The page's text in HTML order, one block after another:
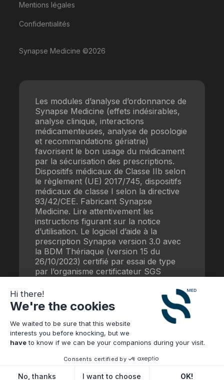
Mentions légales
Confidentialités
Synapse Medicine ©2026
Les modules d’analyse d’ordonnance de
Synapse Medicine (effets indésirables,
analyse clinique, interactions
médicamenteuses, analyse de posologie
et recommandations gériatrie)
favorisent le bon usage du médicament
par la sécurisation des prescriptions.
Dispositifs médicaux de Classe IIb selon
le règlement (UE) 2017/745, dispositifs
médicaux de classe I selon la directive
93/42/CEE. Fabricant Synapse
Medicine. Lire attentivement les
instructions figurant sur la notice
d’utilisation. Le logiciel d’aide à la
prescription Synapse version 3.0 avec
la BDM Thériaque (version 15 du
26/10/2023) certifié par essai de type
par l’organisme certificateur SGS
fonctionnel mars 2021 de la HAS.
Date de mise à jour : 16/07/2025
WBS-39.03
Hi there!
We're the cookies
We waited to be sure that this website
interests you before knocking, but we
haveto know if we can be your companions during your visit.
Consents certified by
No, thanks I want to choose OK!